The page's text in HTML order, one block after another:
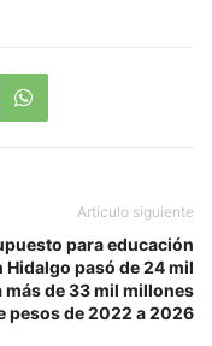
Artículo siguiente
para educación
Hidalgo pasó de 24 mil
más de 33 mil millones
pesos de 2022 a 2026